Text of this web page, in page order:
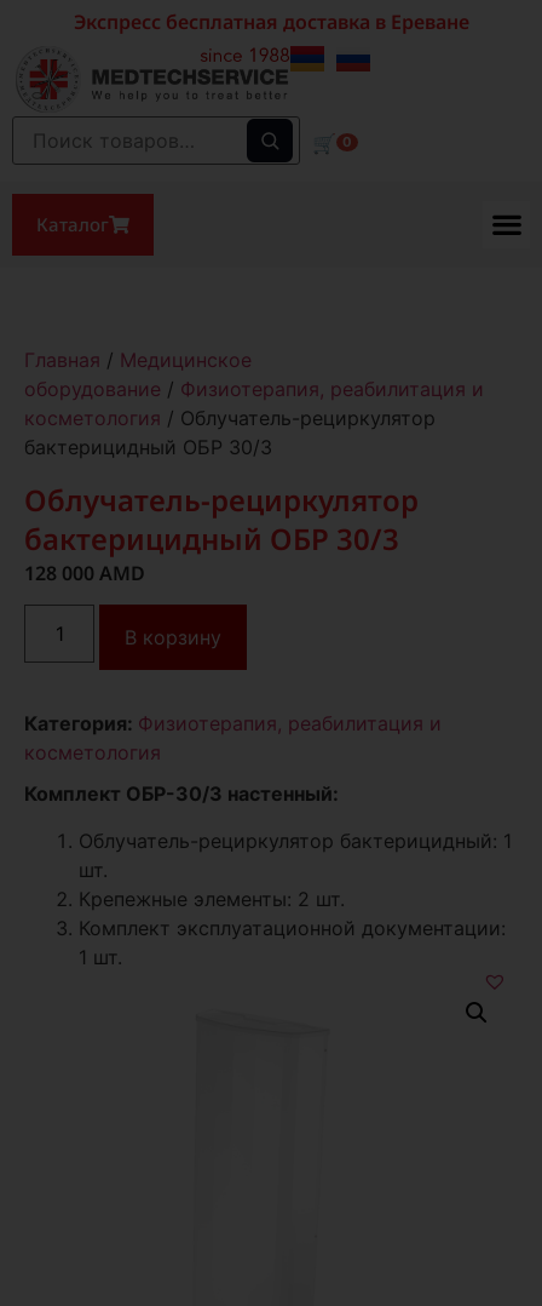
Экспресс бесплатная доставка в Ереване
🛒 0
Каталог
Главная / Медицинское
оборудование / Физиотерапия, реабилитация и
косметология / Облучатель-рециркулятор
бактерицидный ОБР 30/3
Облучатель-рециркулятор
бактерицидный ОБР 30/3
128 000 AMD
В корзину
Категория: Физиотерапия, реабилитация и
косметология
Комплект ОБР-30/3 настенный:
Облучатель-рециркулятор бактерицидный: 1
шт.
Крепежные элементы: 2 шт.
Комплект эксплуатационной документации:
1 шт.